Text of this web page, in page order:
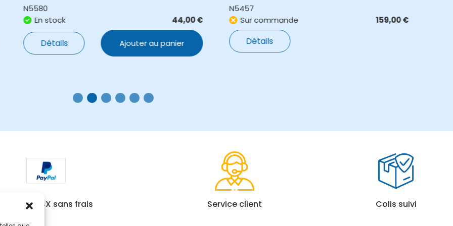
N5580
En stock
44,00€
Détails Ajouter au panier
N5457
Sur commande
159,00€
Détails
Paiement 4X sans frais Service client Colis suivi